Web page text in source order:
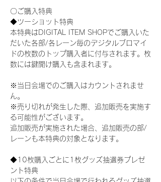
〇ご購入特典
◆ツーショット特典
本特典はDIGITAL ITEM SHOPでご購入いた
だいた各部/各レーン毎のデジタルブロマイ
ドの枚数のトップ購入者に付与されます。枚
数には鍵開け購入も含まれます。
※当日会場でのご購入はカウントされませ
ん。
※売り切れが発生した際、追加販売を実施す
る可能性がございます。
追加販売が実施された場合、追加販売の部/
レーンも本特典の対象となります。
◆10枚購入ごとに1枚グッズ抽選券プレゼ
ント特典